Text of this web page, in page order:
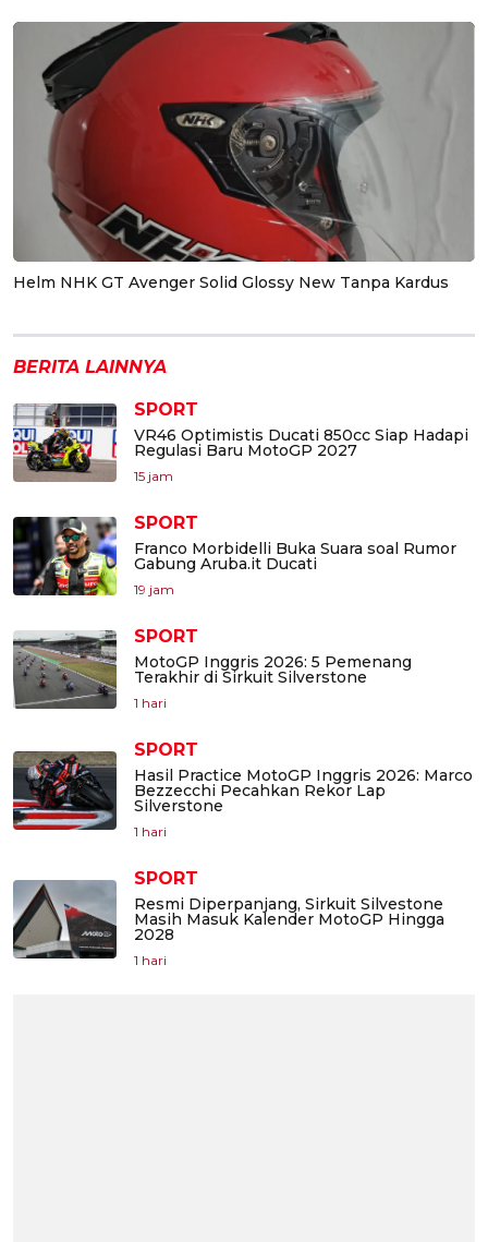
Helm NHK GT Avenger Solid Glossy New Tanpa Kardus
BERITA LAINNYA
SPORT
VR46 Optimistis Ducati 850cc Siap Hadapi
Regulasi Baru MotoGP 2027
15 jam
SPORT
Franco Morbidelli Buka Suara soal Rumor
Gabung Aruba.it Ducati
19 jam
SPORT
MotoGP Inggris 2026: 5 Pemenang
Terakhir di Sirkuit Silverstone
1 hari
SPORT
Hasil Practice MotoGP Inggris 2026: Marco
Bezzecchi Pecahkan Rekor Lap
Silverstone
1 hari
SPORT
Resmi Diperpanjang, Sirkuit Silvestone
Masih Masuk Kalender MotoGP Hingga
2028
1 hari